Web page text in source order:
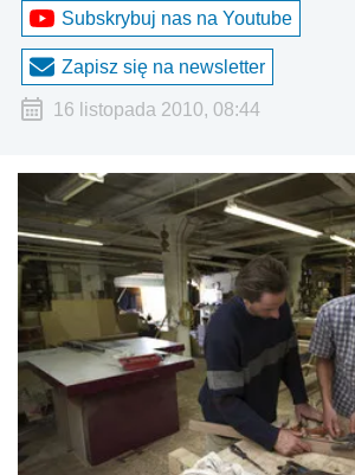
Subskrybuj nas na Youtube
Zapisz się na newsletter
16 listopada 2010, 08:44